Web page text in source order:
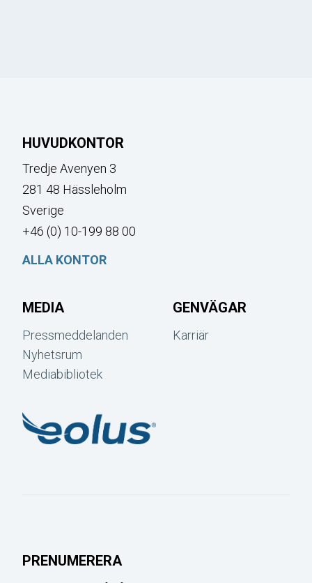
HUVUDKONTOR
Tredje Avenyen 3
281 48 Hässleholm
Sverige
+46 (0) 10-199 88 00
ALLA KONTOR
MEDIA
Pressmeddelanden
Nyhetsrum
Mediabibliotek
GENVÄGAR
Karriär
PRENUMERERA